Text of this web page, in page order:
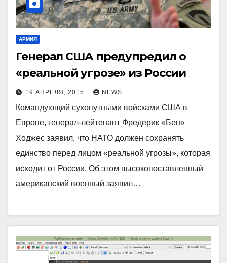
АРМИЯ
Генерал США предупредил о
«реальной угрозе» из России
19 АПРЕЛЯ, 2015 NEWS
Командующий сухопутными войсками США в
Европе, генерал-лейтенант Фредерик «Бен»
Ходжес заявил, что НАТО должен сохранять
единство перед лицом «реальной угрозы», которая
исходит от России. Об этом высокопоставленный
американский военный заявил…